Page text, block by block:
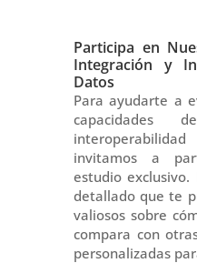
Participa en
Integración y
Datos
Para ayudarte a
capacidades
invitamos a
estudio exclusivo.
detallado que te
valiosos sobre
compara con
personalizadas